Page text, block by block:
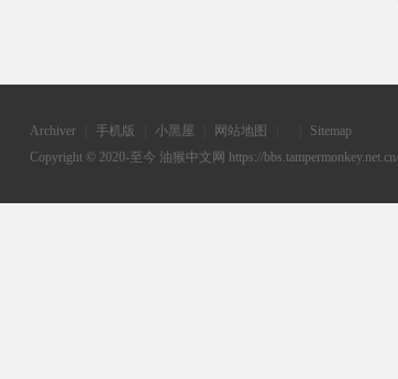
Archiver 手机版 小黑屋 网站地图
Sitemap
Copyright © 2020-至今 油猴中文网 https://